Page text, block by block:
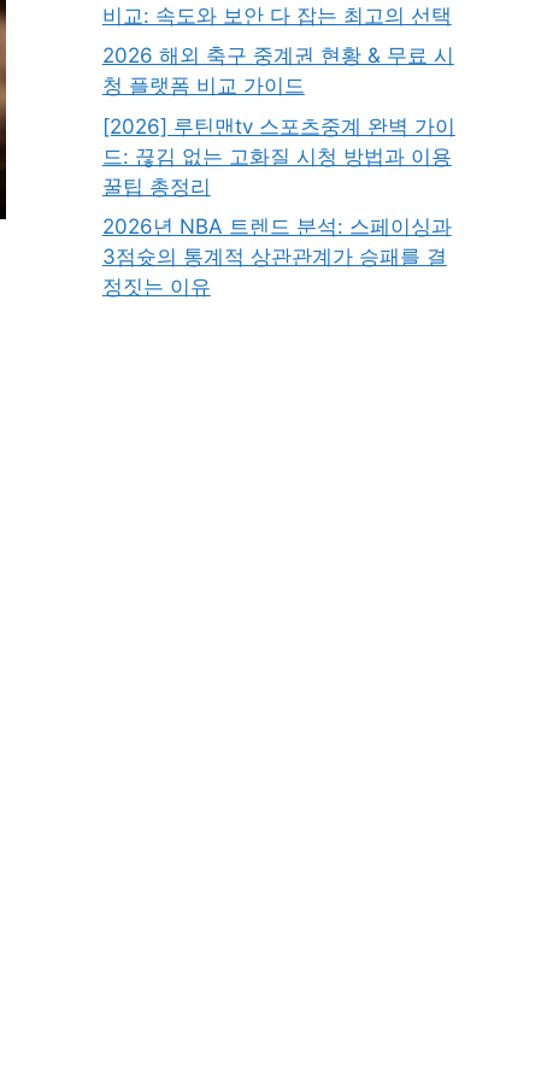
비교: 속도와 보안 다 잡는 최고의 선택
2026 해외 축구 중계권 현황 & 무료 시
청 플랫폼 비교 가이드
[2026] 루틴맨tv 스포츠중계 완벽 가이
드: 끊김 없는 고화질 시청 방법과 이용
꿀팁 총정리
2026년 NBA 트렌드 분석: 스페이싱과
3점슛의 통계적 상관관계가 승패를 결
정짓는 이유